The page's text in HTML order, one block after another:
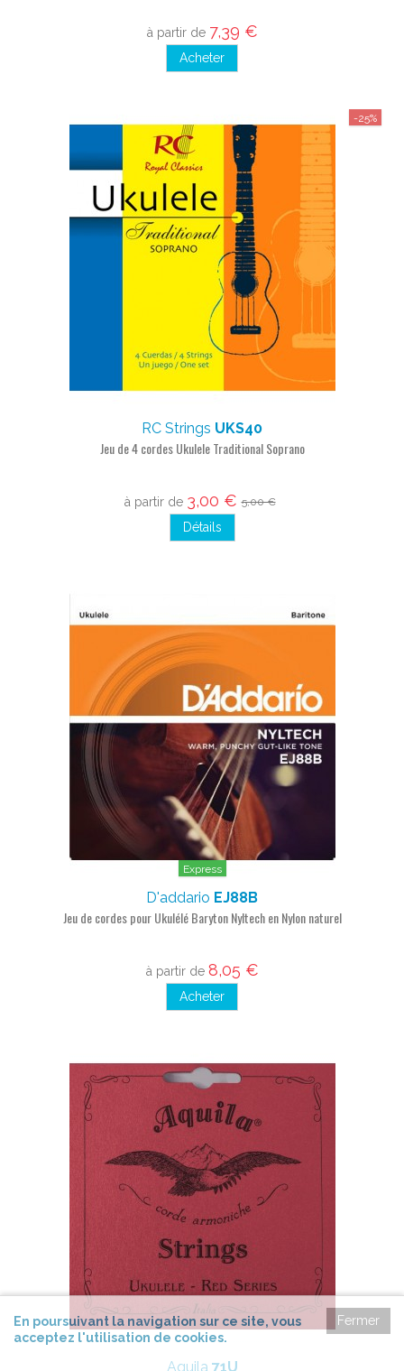
à partir de 7,39 €
Acheter
-25%
RC Strings UKS40
Jeu de 4 cordes Ukulele Traditional Soprano
à partir de 3,00 €5,00 €
Détails
Express
D'addario EJ88B
Jeu de cordes pour Ukulélé Baryton Nyltech en Nylon naturel
à partir de 8,05 €
Acheter
Aquila 71U
Fermer
En poursuivant la navigation sur ce site, vous
acceptez l'utilisation de cookies.